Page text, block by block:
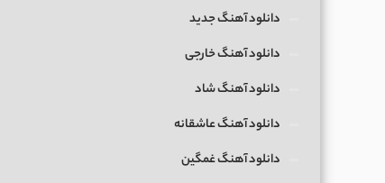
دانلود آهنگ جدید
دانلود آهنگ خارجی
دانلود آهنگ شاد
دانلود آهنگ عاشقانه
دانلود آهنگ غمگین